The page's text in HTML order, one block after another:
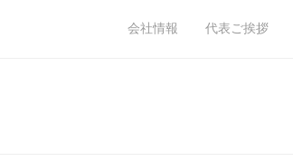
会社情報 代表ご挨拶